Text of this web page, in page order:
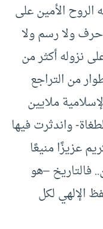
الروح الأمين على
حرف ولا رسم ولا
نزوله أكثر من
من التراجع
ملايين
واندثرت فيها
عزيزًا منيعًا
فالتاريخ –هو
الإلهي لكل